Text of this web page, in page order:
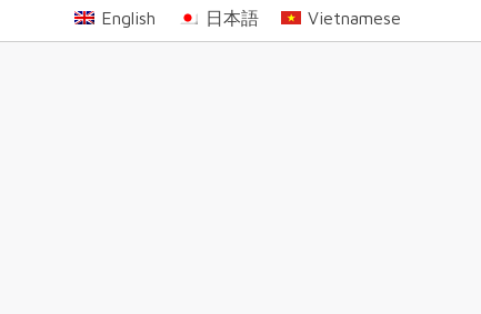
English 日本語 Vietnamese